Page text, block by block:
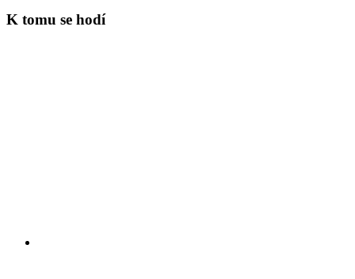
K tomu se hodí